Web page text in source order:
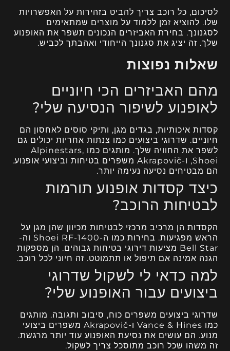
לסיכום, כל רוכב צריך להביט בזהירות על האפשרויות
שלו. להוציא זמן ללמוד על מוצרים שמתאימים
לסגנונך. בחירת האביזרים הנכונים תשפר את האופנוע
שלך. זה יציג את סגנונך הייחודי ואהבתך לכביש.
שאלות נפוצות
מהם האביזרים הכי חיוניים
לאופנוע לשיפור הנסיעה שלי?
קסדות איכותיות, בגדים מגן, ותיקי סוסים לאחסון הם
חיוניים. שדרוגי ביצועים כמו צנתות אחריות יכולים גם
לשפר את החוויה שלך. מותגים כמו Alpinestars,
Shoei, ו-Akrapovič משפרים בטיחות וביצועי אופנוע.
הם מבטיחים נסיעה נעימה יותר.
כיצד קסדות אופנוע תורמות
לבטיחות הרוכב?
הקסדות הן מרכיב מרכזי לבטיחות מכיוון שהן מגן על
הראש מפגיעות. בחירות כמו ה-Shoei RF-1400 וה-
Bell Star מציעות דירוגי בטיחות גבוהים. הן מספקות
הגנה אמינה אם תיפול או תתמוטט. זה חיוני לכל רוכב.
למה כדאי לי לשקול שדרוגי
ביצועים עבור האופנוע שלי?
שדרוגי ביצועים משפרים כוח, סיבוב ותגובה. מותגים
כמו Vance & Hines ו-Akrapovič משפרים ביצועי
מנוע. הם עושים את נסיעת האופנוע עוד יותר מרגשת.
זה משהו שכל רוכב מתוסכל צריך לשקול.